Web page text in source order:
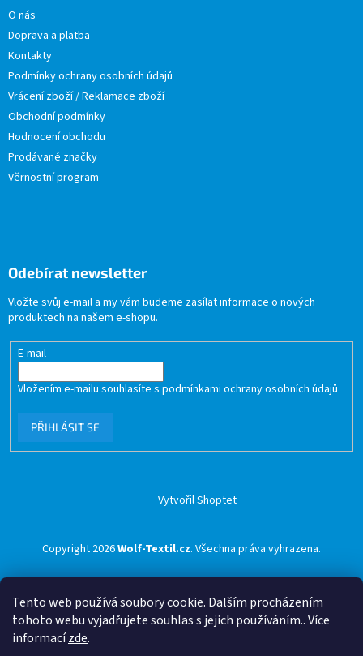
Tento web používá soubory cookie. Dalším procházením
tohoto webu vyjadřujete souhlas s jejich používáním.. Více
informacízde.
O nás
Doprava a platba
Kontakty
Podmínky ochrany osobních údajů
Vrácení zboží / Reklamace zboží
Obchodní podmínky
Hodnocení obchodu
Prodávané značky
Věrnostní program
Odebírat newsletter
Vložte svůj e-mail a my vám budeme zasílat informace o nových
produktech na našem e-shopu.
E-mail
Vložením e-mailu souhlasíte s podmínkami ochrany osobních údajů
PŘIHLÁSIT SE
Vytvořil Shoptet
Copyright 2026Wolf-Textil.cz. Všechna práva vyhrazena.